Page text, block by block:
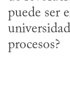
puede ser
procesos?